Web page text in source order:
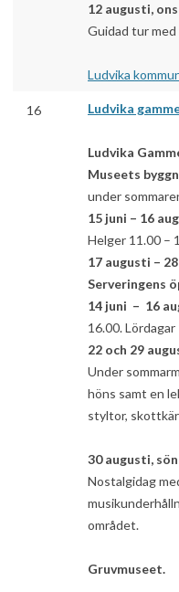
12 augusti,
Guidad tur med
Ludvika
16 Ludvika
Ludvika
Museets
under
15 juni – 16
Helger 11.00 –
17 augusti –
Serveringens
14 juni – 16
16.00.
22 och 29
Under
höns samt en
styltor,
30 augusti,
Nostalgidag
området.
Gruvmuseet.